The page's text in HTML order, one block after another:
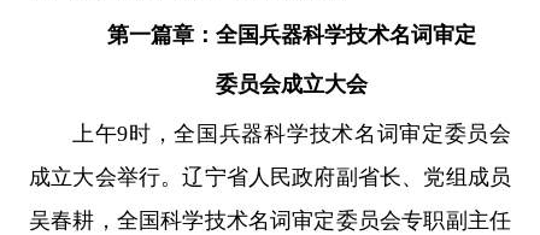
第一篇章： 全国兵器科学技术名词审定
委员会成立大会
上午9时，全国兵器科学技术名词审定委员会
成立大会举行。辽宁省人民政府副省长、党组成员
吴春耕，全国科学技术名词审定委员会专职副主任